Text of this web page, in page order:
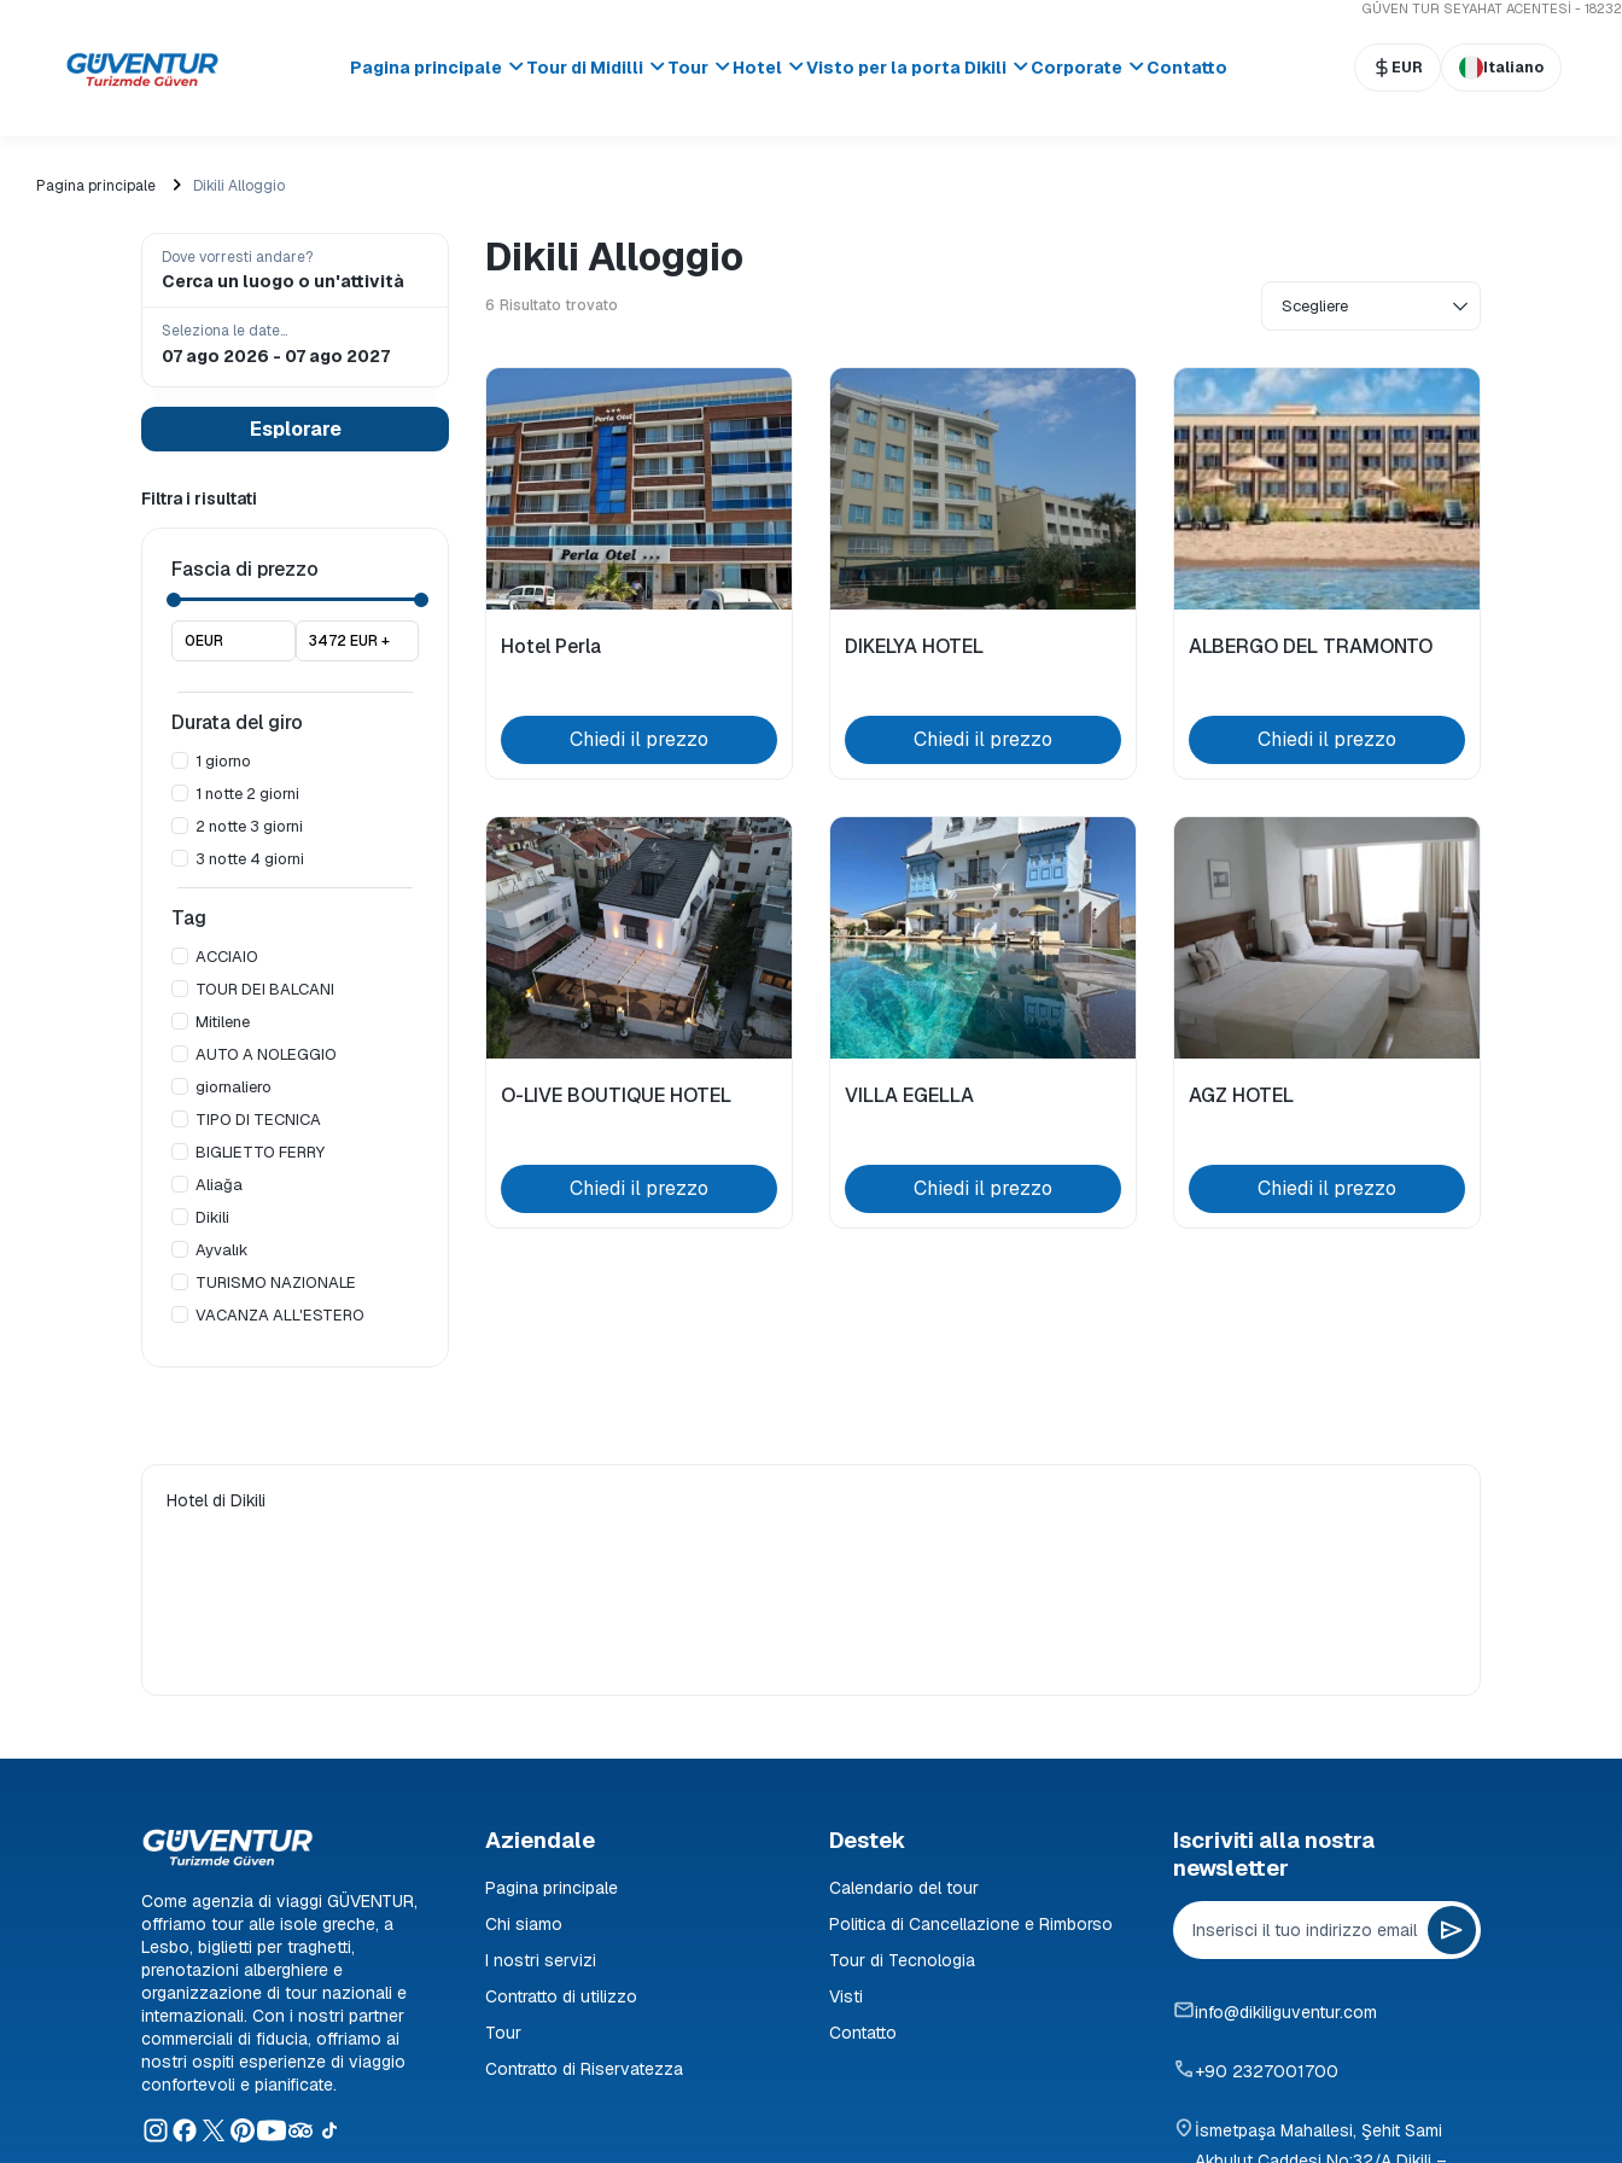
GÜVEN TUR SEYAHAT ACENTESİ - 18232
Pagina principale Tour di Midilli Tour Hotel Visto per la porta Dikili Corporate Contatto EUR Italiano
Pagina principale Dikili Alloggio
Dove vorresti andare?
Cerca un luogo o un'attività
Seleziona le date...
Esplorare
Filtra i risultati
Fascia di prezzo
0EUR 3472 EUR +
Durata del giro
1 giorno
1 notte 2 giorni
2 notte 3 giorni
3 notte 4 giorni
Tag
ACCIAIO
TOUR DEI BALCANI
Mitilene
AUTO A NOLEGGIO
giornaliero
TIPO DI TECNICA
BIGLIETTO FERRY
Aliağa
Dikili
Ayvalık
TURISMO NAZIONALE
VACANZA ALL'ESTERO
Dikili Alloggio
6 Risultato trovato
Hotel Perla
Chiedi il prezzo
DIKELYA HOTEL
Chiedi il prezzo
ALBERGO DEL TRAMONTO
Chiedi il prezzo
O-LIVE BOUTIQUE HOTEL
Chiedi il prezzo
VILLA EGELLA
Chiedi il prezzo
AGZ HOTEL
Chiedi il prezzo
Hotel di Dikili
Come agenzia di viaggi GÜVENTUR,
offriamo tour alle isole greche, a
Lesbo, biglietti per traghetti,
prenotazioni alberghiere e
organizzazione di tour nazionali e
internazionali. Con i nostri partner
commerciali di fiducia, offriamo ai
nostri ospiti esperienze di viaggio
confortevoli e pianificate.
Aziendale
Pagina principale
Chi siamo
I nostri servizi
Contratto di utilizzo
Tour
Contratto di Riservatezza
Destek
Calendario del tour
Politica di Cancellazione e Rimborso
Tour di Tecnologia
Visti
Contatto
Iscriviti alla nostra
newsletter
info@dikiliguventur.com
+90 2327001700
İsmetpaşa Mahallesi, Şehit Sami